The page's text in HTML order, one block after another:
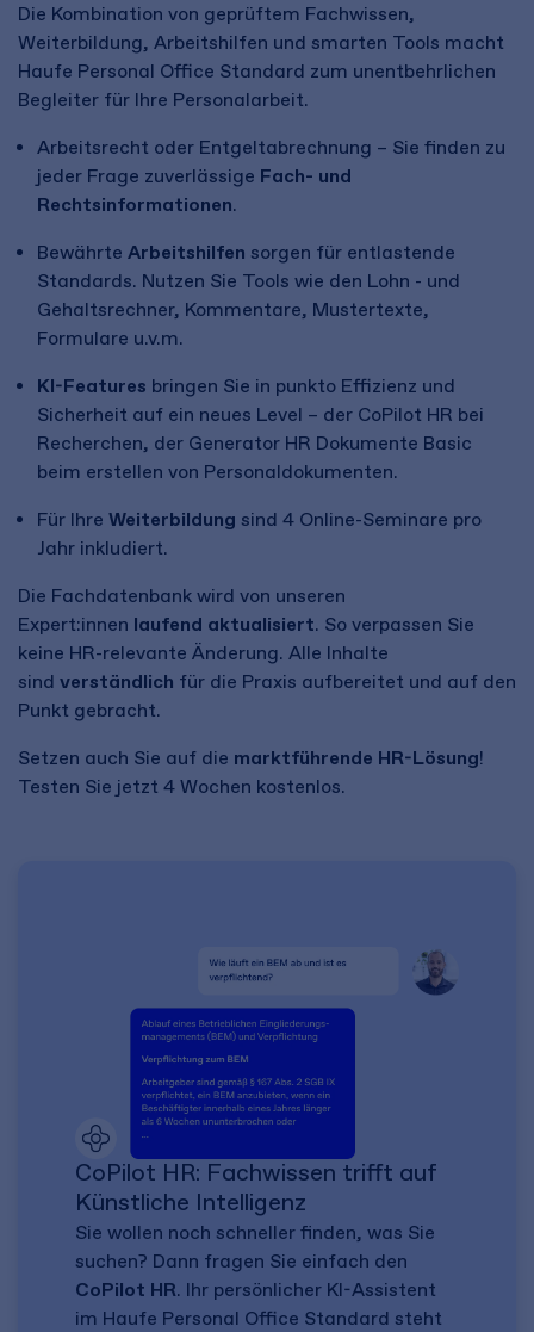
Die Kombination von geprüftem Fachwissen,
Weiterbildung, Arbeitshilfen und smarten Tools macht
Haufe Personal Office Standard zum unentbehrlichen
Begleiter für Ihre Personalarbeit.
Arbeitsrecht oder Entgeltabrechnung – Sie finden zu
jeder Frage zuverlässige Fach- und
Rechtsinformationen.
Bewährte Arbeitshilfen sorgen für entlastende
Standards. Nutzen Sie Tools wie den Lohn - und
Gehaltsrechner, Kommentare, Mustertexte,
Formulare u.v.m.
KI-Features bringen Sie in punkto Effizienz und
Sicherheit auf ein neues Level – der CoPilot HR bei
Recherchen, der Generator HR Dokumente Basic
beim erstellen von Personaldokumenten.
Für Ihre Weiterbildung sind 4 Online-Seminare pro
Jahr inkludiert.
Die Fachdatenbank wird von unseren
Expert:innen laufend aktualisiert. So verpassen Sie
keine HR-relevante Änderung. Alle Inhalte
sind verständlich für die Praxis aufbereitet und auf den
Punkt gebracht.
Setzen auch Sie auf die marktführende HR-Lösung!
Testen Sie jetzt 4 Wochen kostenlos.
CoPilot HR: Fachwissen trifft auf
Künstliche Intelligenz
Sie wollen noch schneller finden, was Sie
suchen? Dann fragen Sie einfach den
CoPilot HR. Ihr persönlicher KI-Assistent
im Haufe Personal Office Standard steht